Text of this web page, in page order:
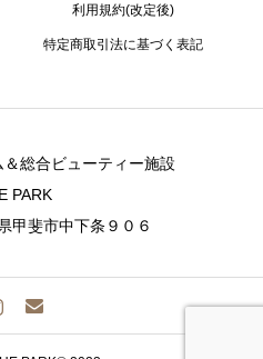
利用規約(改定後)
特定商取引法に基づく表記
総合ビューティー施設
PARK
甲斐市中下条９０６